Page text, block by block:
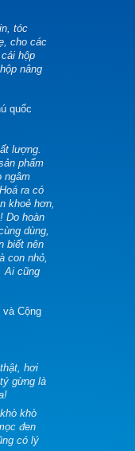
tóc
cho các
hộp
nâng
quốc
lượng.
phẩm
ngâm
ra có
khoẻ hơn,
Do hoàn
dùng,
biết nên
con nhỏ,
Ai cũng
Cộng
hơi
gừng là
khò
đen
có lý